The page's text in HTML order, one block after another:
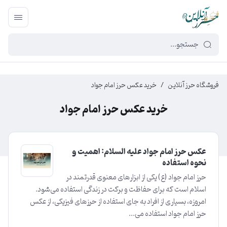
449f43cf-3da2-4422-bb12-2566cb5b8b05
فروشگاه حرز آنلاین / خرید عکس حرز امام جواد
خرید عکس حرز امام جواد
عکس حرز امام جواد علیه السلام: اهمیت و
نحوه استفاده
حرز امام جواد (ع) یکی از ابزارهای معنوی قدرتمند در
اسلام است که برای حفاظت و برکت در زندگی استفاده می‌شود.
امروزه، بسیاری از افراد به جای استفاده از حرزهای فیزیکی، از عکس
حرز امام جواد استفاده می...